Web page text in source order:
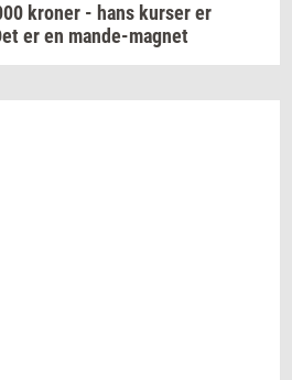
kroner - hans kurser er
er en mande-magnet